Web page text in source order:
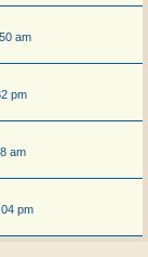
am
pm
am
pm